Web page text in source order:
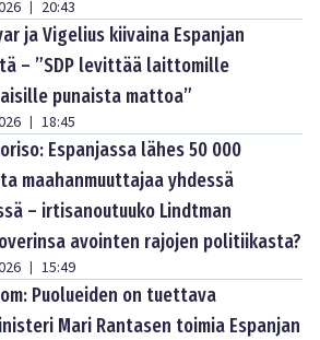
| 20:43
ja Vigelius kiivaina Espanjan
– ”SDP levittää laittomille
punaista mattoa”
| 18:45
Espanjassa lähes 50 000
maahanmuuttajaa yhdessä
– irtisanoutuuko Lindtman
avointen rajojen politiikasta?
| 15:49
Puolueiden on tuettava
Mari Rantasen toimia Espanjan